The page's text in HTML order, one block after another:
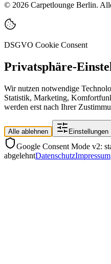
© 2026 Carpetlounge Berlin.
DSGVO Cookie Consent
Privatsphäre-
Wir nutzen notwendige
Statistik, Marketing,
werden erst nach Ihrer
Alle ablehnen Einstellungen
Google Consent Mode v2:
abgelehntDatenschutzImpressum